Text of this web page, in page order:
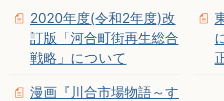
2020年度(令和2年度)改
訂版「河合町街再生総合
戦略」について
漫画『川合市場物語～す